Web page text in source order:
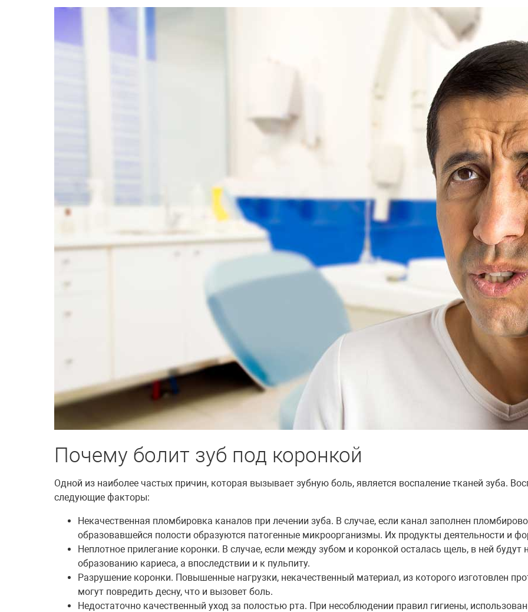
Почему болит зуб под коронкой
Одной из наиболее частых причин, которая вызывает зубную боль, является воспаление тканей зуба.
следующие факторы:
Некачественная пломбировка каналов при лечении зуба. В случае, если канал заполнен
образовавшейся полости образуются патогенные микроорганизмы. Их продукты деятельности и
Неплотное прилегание коронки. В случае, если между зубом и коронкой осталась щель, в ней
образованию кариеса, а впоследствии и к пульпиту.
Разрушение коронки. Повышенные нагрузки, некачественный материал, из которого изготовлен
могут повредить десну, что и вызовет боль.
Недостаточно качественный уход за полостью рта. При несоблюдении правил гигиены,